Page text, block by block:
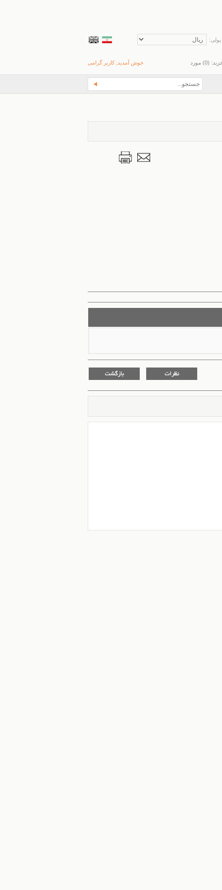
پولی:
(
0) مورد خوش آمدید, کاربر گرامی